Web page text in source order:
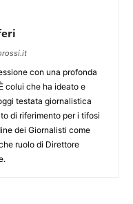
con una profonda
colui che ha ideato e
testata giornalistica
di riferimento per i tifosi
dei Giornalisti come
ruolo di Direttore